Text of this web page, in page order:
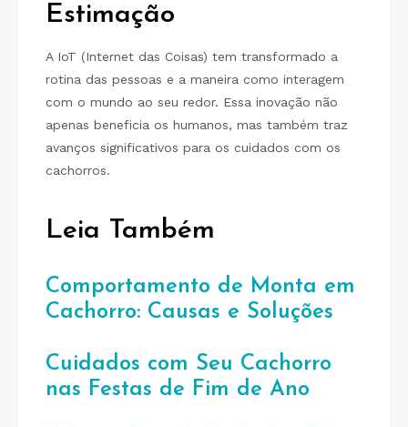
Estimação
A IoT (Internet das Coisas) tem transformado a
rotina das pessoas e a maneira como interagem
com o mundo ao seu redor. Essa inovação não
apenas beneficia os humanos, mas também traz
avanços significativos para os cuidados com os
cachorros.
Leia Também
Comportamento de Monta em
Cachorro: Causas e Soluções
Cuidados com Seu Cachorro
nas Festas de Fim de Ano